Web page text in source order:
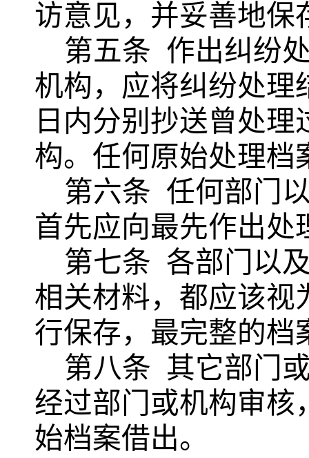
访意见，并妥善地保
第五条 作出纠纷
机构，应将纠纷处理
日内分别抄送曾处
构。任何原始处理档
第六条 任何部门
首先应向最先作出处
第七条 各部门以
相关材料，都应该视
行保存，最完整的档
第八条 其它部门
经过部门或机构审核
始档案借出。